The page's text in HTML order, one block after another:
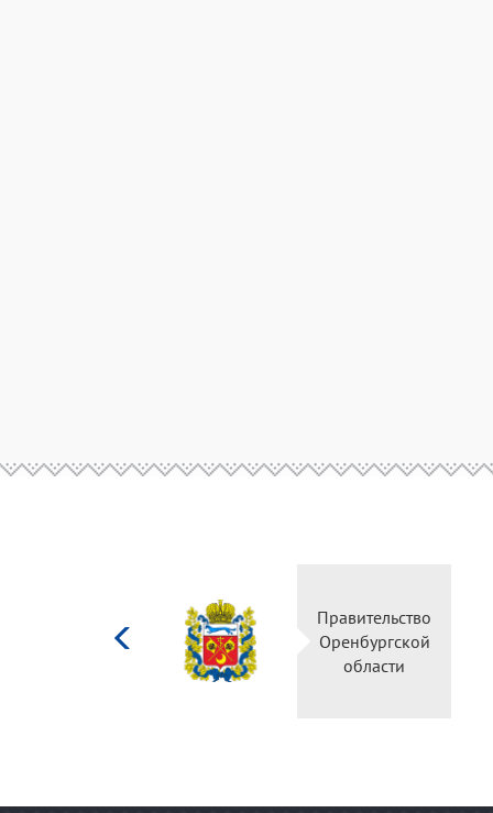
Правительство
Оренбургской
области